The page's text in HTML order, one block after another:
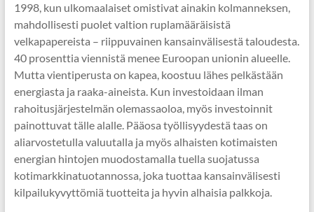
1998, kun ulkomaalaiset omistivat ainakin kolmanneksen,
mahdollisesti puolet valtion ruplamääräisistä
velkapapereista – riippuvainen kansainvälisestä taloudesta.
40 prosenttia viennistä menee Euroopan unionin alueelle.
Mutta vientiperusta on kapea, koostuu lähes pelkästään
energiasta ja raaka-aineista. Kun investoidaan ilman
rahoitusjärjestelmän olemassaoloa, myös investoinnit
painottuvat tälle alalle. Pääosa työllisyydestä taas on
aliarvostetulla valuutalla ja myös alhaisten kotimaisten
energian hintojen muodostamalla tuella suojatussa
kotimarkkinatuotannossa, joka tuottaa kansainvälisesti
kilpailukyvyttömiä tuotteita ja hyvin alhaisia palkkoja.